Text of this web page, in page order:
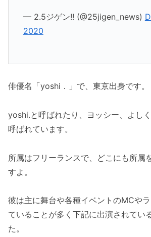
— 2.5ジゲン!! (@25jigen_news)
2020
俳優名「yoshi．」で、東京出身です。
yoshi.と呼ばれたり、ヨッシー、よし
呼ばれています。
所属はフリーランスで、どこにも所属
すよ。
彼は主に舞台や各種イベントのMCや
ていることが多く下記に出演されてい
た。